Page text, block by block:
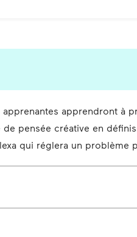
apprendront à
pensée créative en
qui réglera un problème